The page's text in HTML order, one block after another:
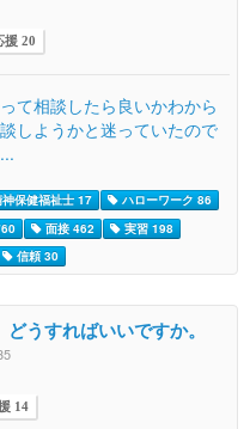
援 20
て相談したら良いかわから
しようかと迷っていたので
神保健福祉士 17
ハローワーク 86
面接 462
実習 198
信頼 30
うすればいいですか。
14